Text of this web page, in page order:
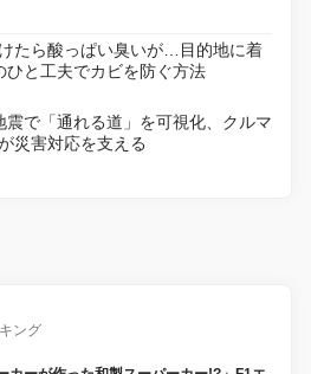
たら酸っぱい臭いが…目的地に着
ひと工夫でカビを防ぐ方法
震で「通れる道」を可視化、クルマ
災害対応を支える
ング